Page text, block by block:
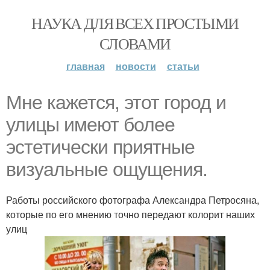
НАУКА ДЛЯ ВСЕХ ПРОСТЫМИ
СЛОВАМИ
главная новости статьи
Мне кажется, этот город и
улицы имеют более
эстетически приятные
визуальные ощущения.
Работы российского фотографа Александра Петросяна,
которые по его мнению точно передают колорит наших
улиц